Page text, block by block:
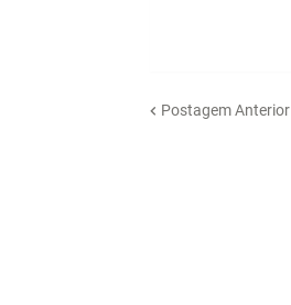
Postagem Anterior